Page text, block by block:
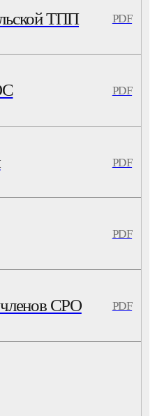
ТПП PDF
PDF
PDF
PDF
членов СРО PDF